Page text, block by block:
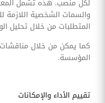
والسمات الشخصية اللازمة
المتطلبات من خلال تحليل
كما يمكن من خلال
المؤسسة.
تقييم الأداء والإمكانات